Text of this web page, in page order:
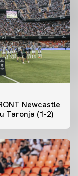
Newcastle
Taronja (1-2)